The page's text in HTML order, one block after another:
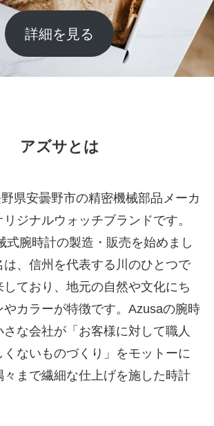
詳細を見る
アズサとは
県安曇野市の精密機械部品メーカ
ジナルウォッチブランドです。
式腕時計の製造・販売を始めまし
は、信州を代表する川のひとつで
ており、地元の自然や文化にち
やカラーが特徴です。Azusaの腕時
な会社が「お客様に対して職人
くないものづくり」をモットーに
まで繊細な仕上げを施した時計